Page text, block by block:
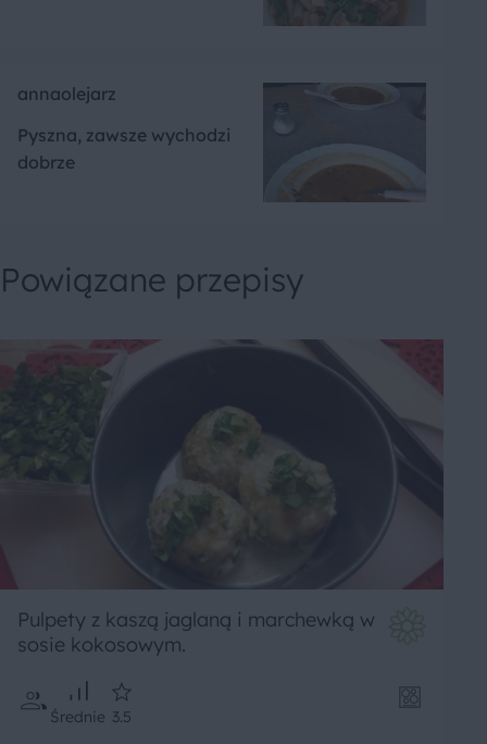
annaolejarz
Pyszna, zawsze wychodzi
dobrze
Powiązane przepisy
Pulpety z kaszą jaglaną i marchewką w
sosie kokosowym.
Średnie 3.5